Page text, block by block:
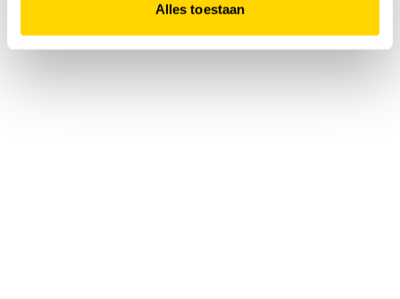
Alles toestaan